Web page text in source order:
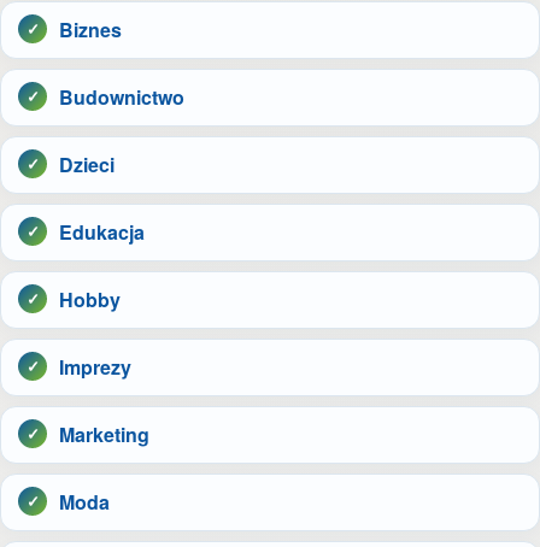
Biznes
Budownictwo
Dzieci
Edukacja
Hobby
Imprezy
Marketing
Moda